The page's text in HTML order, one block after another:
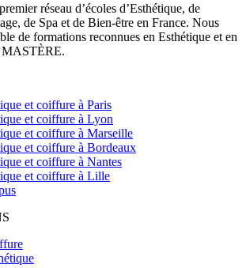
réseau d’écoles d’Esthétique, de
de Spa et de Bien-être en France. Nous
de formations reconnues en Esthétique et en
MASTÈRE.
et coiffure à Paris
et coiffure à Lyon
et coiffure à Marseille
et coiffure à Bordeaux
et coiffure à Nantes
et coiffure à Lille